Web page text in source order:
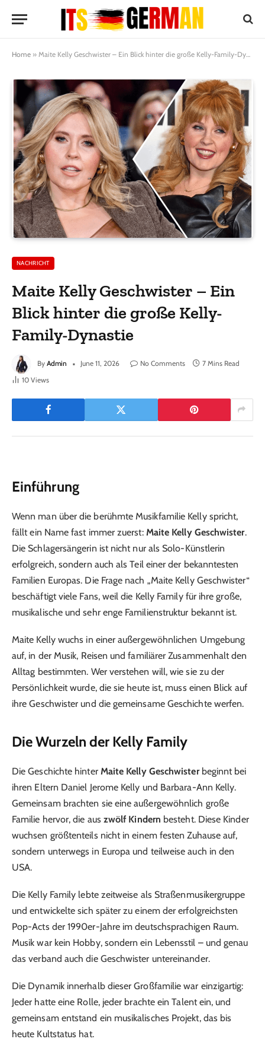
Home » Maite Kelly Geschwister – Ein Blick hinter die große Kelly-Family-Dynastie
NACHRICHT
Maite Kelly Geschwister – Ein
Blick hinter die große Kelly-
Family-Dynastie
By Admin June 11, 2026 No Comments
7 Mins Read
10 Views
Einführung
Wenn man über die berühmte Musikfamilie Kelly spricht,
fällt ein Name fast immer zuerst: Maite Kelly Geschwister.
Die Schlagersängerin ist nicht nur als Solo-Künstlerin
erfolgreich, sondern auch als Teil einer der bekanntesten
Familien Europas. Die Frage nach „Maite Kelly Geschwister“
beschäftigt viele Fans, weil die Kelly Family für ihre große,
musikalische und sehr enge Familienstruktur bekannt ist.
Maite Kelly wuchs in einer außergewöhnlichen Umgebung
auf, in der Musik, Reisen und familiärer Zusammenhalt den
Alltag bestimmten. Wer verstehen will, wie sie zu der
Persönlichkeit wurde, die sie heute ist, muss einen Blick auf
ihre Geschwister und die gemeinsame Geschichte werfen.
Die Wurzeln der Kelly Family
Die Geschichte hinter Maite Kelly Geschwisterbeginnt bei
ihren Eltern Daniel Jerome Kelly und Barbara-Ann Kelly.
Gemeinsam brachten sie eine außergewöhnlich große
Familie hervor, die aus zwölf Kindern besteht. Diese Kinder
wuchsen größtenteils nicht in einem festen Zuhause auf,
sondern unterwegs in Europa und teilweise auch in den
USA.
Die Kelly Family lebte zeitweise als Straßenmusikergruppe
und entwickelte sich später zu einem der erfolgreichsten
Pop-Acts der 1990er-Jahre im deutschsprachigen Raum.
Musik war kein Hobby, sondern ein Lebensstil – und genau
das verband auch die Geschwister untereinander.
Die Dynamik innerhalb dieser Großfamilie war einzigartig:
Jeder hatte eine Rolle, jeder brachte ein Talent ein, und
gemeinsam entstand ein musikalisches Projekt, das bis
heute Kultstatus hat.